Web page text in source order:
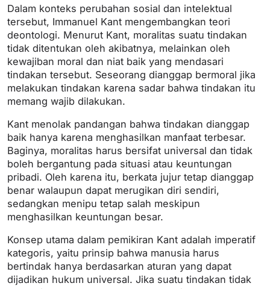
Dalam konteks perubahan sosial dan intelektual
tersebut, Immanuel Kant mengembangkan teori
deontologi. Menurut Kant, moralitas suatu tindakan
tidak ditentukan oleh akibatnya, melainkan oleh
kewajiban moral dan niat baik yang mendasari
tindakan tersebut. Seseorang dianggap bermoral jika
melakukan tindakan karena sadar bahwa tindakan itu
memang wajib dilakukan.
Kant menolak pandangan bahwa tindakan dianggap
baik hanya karena menghasilkan manfaat terbesar.
Baginya, moralitas harus bersifat universal dan tidak
boleh bergantung pada situasi atau keuntungan
pribadi. Oleh karena itu, berkata jujur tetap dianggap
benar walaupun dapat merugikan diri sendiri,
sedangkan menipu tetap salah meskipun
menghasilkan keuntungan besar.
Konsep utama dalam pemikiran Kant adalah imperatif
kategoris, yaitu prinsip bahwa manusia harus
bertindak hanya berdasarkan aturan yang dapat
dijadikan hukum universal. Jika suatu tindakan tidak